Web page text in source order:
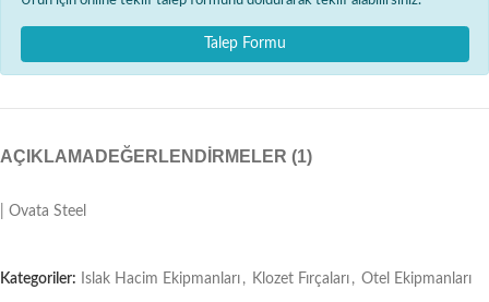
Talep Formu
AÇIKLAMA DEĞERLENDIRMELER (1)
| Ovata Steel
Kategoriler: Islak Hacim Ekipmanları , Klozet Fırçaları , Otel Ekipmanları